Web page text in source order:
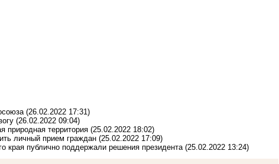
(26.02.2022 17:31)
(26.02.2022 09:04)
природная территория (25.02.2022 18:02)
личный прием граждан (25.02.2022 17:09)
края публично поддержали решения президента (25.02.2022 13:24)